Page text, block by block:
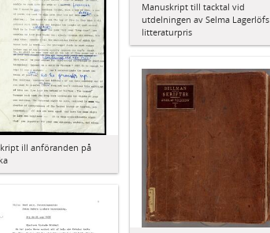
Manuskript till tacktal vid
utdelningen av Selma Lagerlöfs
litteraturpris
ill anföranden på